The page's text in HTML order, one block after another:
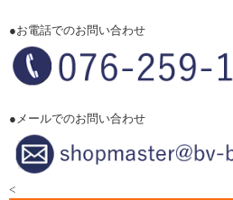
●お電話でのお問い合わせ
●メールでのお問い合わせ
<